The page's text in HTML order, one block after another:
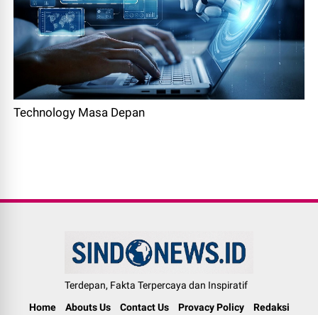
Technology Masa Depan
Terdepan, Fakta Terpercaya dan Inspiratif
Home
Abouts Us Contact Us Provacy Policy
Redaksi